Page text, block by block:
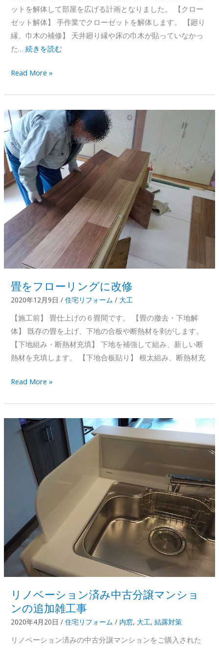
ットを解体して部屋を広げる計画となりました。 【クロー
ゼット解体】 手作業でクローゼットを解体します。 【廻り
縁、巾木の補修】 天井廻り縁や床の巾木が貼っていなかっ
た…続きを読む
ク
ゼ
ッ
ト
解
体
Read More »
畳をフローリングに改修
2020年12月9日/住宅リフォーム / 大工
【施工前】 畳仕上げの６畳間です。 【畳の撤去・下地解
体】 既存の畳を上げ、下地の合板や断熱材を剥がします。
【下地組み・断熱材充填】 下地を補強して組み、新しい断
熱材を充填します。 【下地合板貼り】 根太組み、断熱材充
畳
フ
ロ
ー
Read More »
リノベーション済み中古分譲マンショ
ンの追加雑工事
2020年4月20日/住宅リフォーム / 内窓, 大工,結露対策
リノベーション済みの中古分譲マンションをご購入された